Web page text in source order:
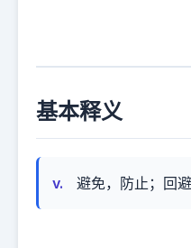
基本释义
v. 避免，防止；回